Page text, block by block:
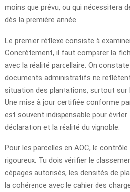
moins que prévu, ou qui nécessitera
dès la première année.
Le premier réflexe consiste à
Concrètement, il faut comparer la
avec la réalité parcellaire. On
documents administratifs ne
situation des plantations, surtout sur
Une mise à jour certifiée conforme
est souvent indispensable pour
déclaration et la réalité du vignoble.
Pour les parcelles en AOC, le
rigoureux. Tu dois vérifier le
cépages autorisés, les densités de
la cohérence avec le cahier des